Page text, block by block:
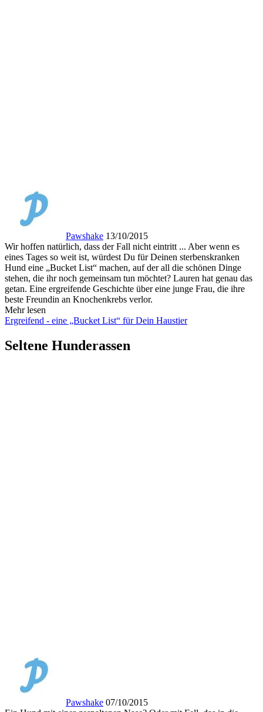
Pawshake 13/10/2015
Wir hoffen natürlich, dass der Fall nicht eintritt ... Aber wenn es
eines Tages so weit ist, würdest Du für Deinen sterbenskranken
Hund eine „Bucket List“ machen, auf der all die schönen Dinge
stehen, die ihr noch gemeinsam tun möchtet? Lauren hat genau das
getan. Eine ergreifende Geschichte über eine junge Frau, die ihre
beste Freundin an Knochenkrebs verlor.
Mehr lesen
Ergreifend - eine „Bucket List“ für Dein Haustier
Seltene Hunderassen
Pawshake 07/10/2015